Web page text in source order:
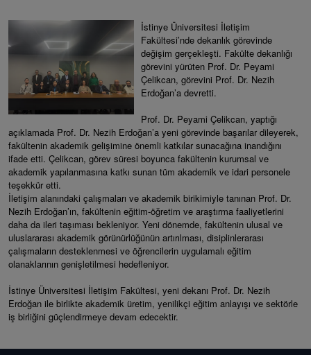
İstinye Üniversitesi İletişim
Fakültesi’nde dekanlık görevinde
değişim gerçekleşti. Fakülte dekanlığı
görevini yürüten Prof. Dr. Peyami
Çelikcan, görevini Prof. Dr. Nezih
Erdoğan’a devretti.
Prof. Dr. Peyami Çelikcan, yaptığı
açıklamada Prof. Dr. Nezih Erdoğan’a yeni görevinde başarılar dileyerek,
fakültenin akademik gelişimine önemli katkılar sunacağına inandığını
ifade etti. Çelikcan, görev süresi boyunca fakültenin kurumsal ve
akademik yapılanmasına katkı sunan tüm akademik ve idari personele
teşekkür etti.
İletişim alanındaki çalışmaları ve akademik birikimiyle tanınan Prof. Dr.
Nezih Erdoğan’ın, fakültenin eğitim-öğretim ve araştırma faaliyetlerini
daha da ileri taşıması bekleniyor. Yeni dönemde, fakültenin ulusal ve
uluslararası akademik görünürlüğünün artırılması, disiplinlerarası
çalışmaların desteklenmesi ve öğrencilerin uygulamalı eğitim
olanaklarının genişletilmesi hedefleniyor.
İstinye Üniversitesi İletişim Fakültesi, yeni dekanı Prof. Dr. Nezih
Erdoğan ile birlikte akademik üretim, yenilikçi eğitim anlayışı ve sektörle
iş birliğini güçlendirmeye devam edecektir.